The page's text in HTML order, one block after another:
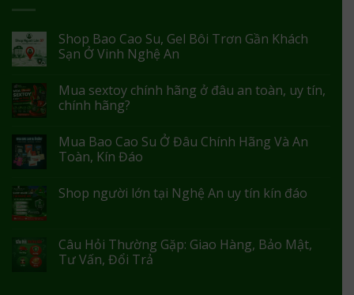
Shop Bao Cao Su, Gel Bôi Trơn Gần Khách
Sạn Ở Vinh Nghệ An
Mua sextoy chính hãng ở đâu an toàn, uy tín,
chính hãng?
Mua Bao Cao Su Ở Đâu Chính Hãng Và An
Toàn, Kín Đáo
Shop người lớn tại Nghệ An uy tín kín đáo
Câu Hỏi Thường Gặp: Giao Hàng, Bảo Mật,
Tư Vấn, Đổi Trả